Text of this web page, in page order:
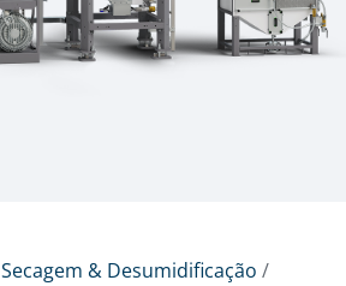
Secagem & Desumidificação /